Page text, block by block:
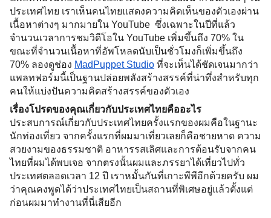
ประเทศไทย เราเห็นคนไทยแสดงความคิดเห็นของตัวเองผ่าน
เนื้อหาต่างๆ มากมายใน YouTube  ซึ่งเฉพาะในปีที่แล้ว
จำนวนเวลาการชมวิดีโอใน YouTube เพิ่มขึ้นถึง 70% ใน
ขณะที่จำนวนเนื้อหาที่อัพโหลดนับเป็นชั่วโมงก็เพิ่มขึ้นถึง
70% ลองดูช่อง MadPuppet Studio ที่จะเห็นได้ชัดเจนมากว่า
แพลทฟอร์มนี้เป็นฐานปล่อยพลังสร้างสรรค์ที่น่าทึ่งสำหรับทุก
คนให้แบ่งปันความคิดสร้างสรรค์ของตัวเอง
เรื่องโปรดของคุณเกี่ยวกับประเทศไทยคืออะไร
ประสบการณ์เกี่ยวกับประเทศไทยครั้งแรกของผมคือในฐานะ
นักท่องเที่ยว จากครั้งแรกที่ผมมาเที่ยวเลยก็คือชายหาด ความ
สวยงามของธรรมชาติ อาหารรสเลิศและการต้อนรับจากคน
ไทยที่ผมได้พบเจอ จากตรงนั้นผมและภรรยาได้เที่ยวไปทั่ว
ประเทศตลอดเวลา 12 ปี เราหมั้นกันที่เกาะพีพีอีกด้วยครับ ผม
ว่าคุณคงพูดได้ว่าประเทศไทยเป็นสถานที่พิเศษอยู่แล้วตั้งแต่
ก่อนผมมาทำงานที่นี่เสียอีก